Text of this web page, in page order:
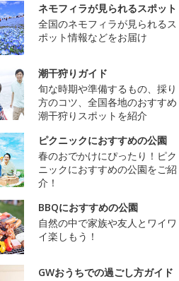
ネモフィラが見られるスポット
全国のネモフィラが見られるス
ポット情報などをお届け
潮干狩りガイド
旬な時期や準備するもの、採り
方のコツ、全国各地のおすすめ
潮干狩りスポットを紹介
ピクニックにおすすめの公園
春のおでかけにぴったり！ピク
ニックにおすすめの公園をご紹
介！
BBQにおすすめの公園
自然の中で家族や友人とワイワ
イ楽しもう！
GWおうちでの過ごし方ガイド